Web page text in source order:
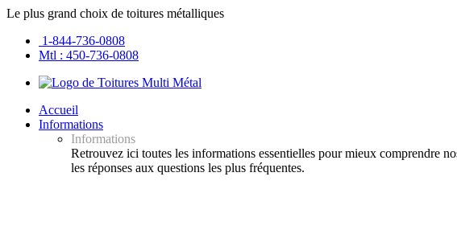
Le plus grand choix de toitures métalliques
1-844-736-0808
Mtl : 450-736-0808
Accueil
Informations
Informations
Retrouvez ici toutes les informations essentielles pour mieux comprendre
les réponses aux questions les plus fréquentes.